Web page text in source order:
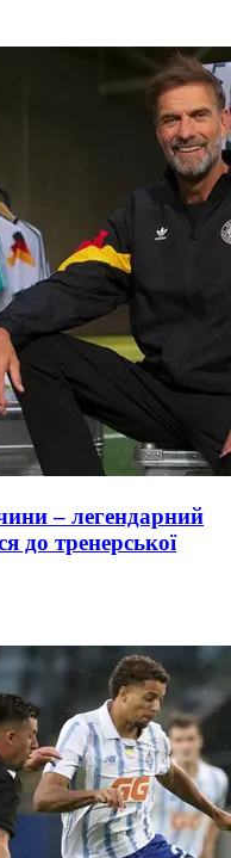
– легендарний
до тренерської